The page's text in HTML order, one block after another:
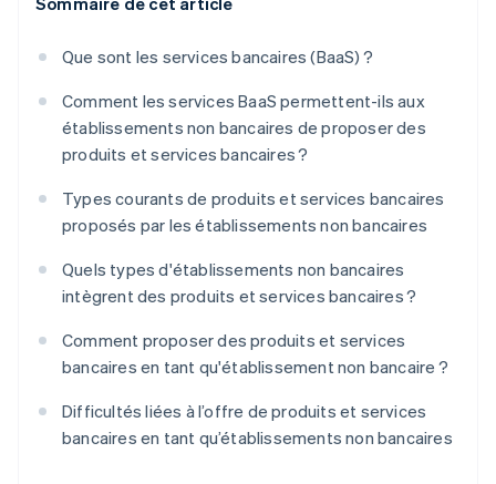
Que sont les services bancaires (BaaS) ?
Comment les services BaaS permettent-ils aux
établissements non bancaires de proposer des
produits et services bancaires ?
Types courants de produits et services bancaires
proposés par les établissements non bancaires
Quels types d'établissements non bancaires
intègrent des produits et services bancaires ?
Comment proposer des produits et services
bancaires en tant qu'établissement non bancaire ?
Difficultés liées à l’offre de produits et services
bancaires en tant qu’établissements non bancaires